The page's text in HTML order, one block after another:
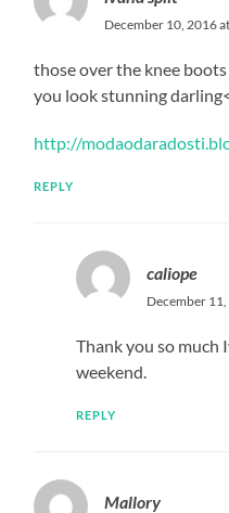
December 10, 2016
those over the knee
you look stunning
http://
REPLY
caliope
December
Thank you so much
weekend.
REPLY
Mallory